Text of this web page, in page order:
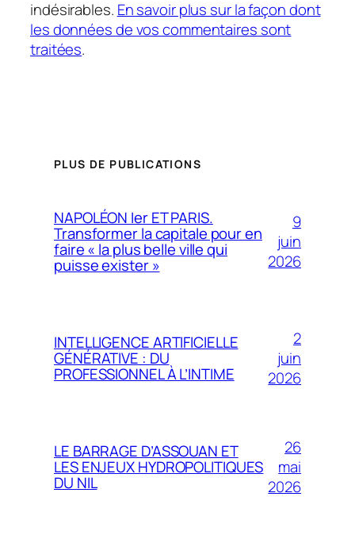
indésirables. En savoir plus sur la façon dont
les données de vos commentaires sont
traitées.
PLUS DE PUBLICATIONS
NAPOLÉON Ier ET PARIS.
Transformer la capitale pour en
faire « la plus belle ville qui
puisse exister »
9
juin
2026
INTELLIGENCE ARTIFICIELLE
GÉNÉRATIVE : DU
PROFESSIONNEL À L’INTIME
2
juin
2026
LE BARRAGE D’ASSOUAN ET
LES ENJEUX HYDROPOLITIQUES
DU NIL
26
mai
2026